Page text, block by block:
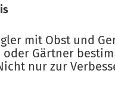
mit Obst und
oder Gärtner
nur zur